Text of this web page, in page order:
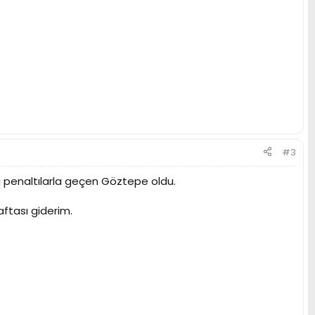
#3
penaltılarla geçen Göztepe oldu.
giderim.